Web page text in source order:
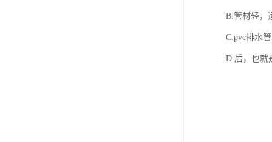
B.管材轻，
C.pvc排水
D.后，也就